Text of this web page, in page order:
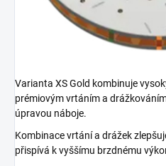
Varianta XS Gold kombinuje
prémiovým vrtáním a
úpravou náboje.
Kombinace vrtání a drážek
přispívá k vyššímu brzdnému